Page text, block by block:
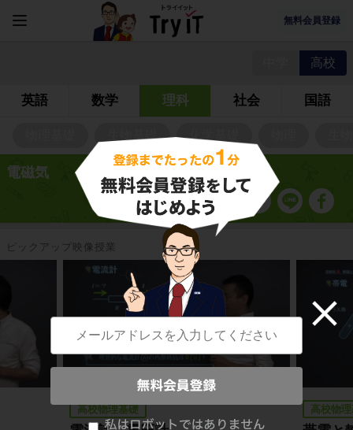
無料会員登録
高校
英語 数学 理科 社会 国語
生物基礎 化学基礎
電磁気
ピックアップ映像授業
高校物理基礎 高校物